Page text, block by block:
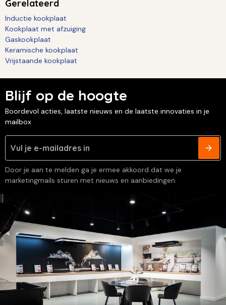
Gerelateerd
Inductie kookplaat
Kookplaat met afzuiging
Gaskookplaat
Keramische kookplaat
Vrijstaande kookplaat
Blijf op de hoogte
Boordevol acties, laatste nieuws en de laatste innovaties in je
mailbox
Door je aan te melden ga je ermee akkoord dat we je
marketingmails sturen met nieuws en aanbiedingen.